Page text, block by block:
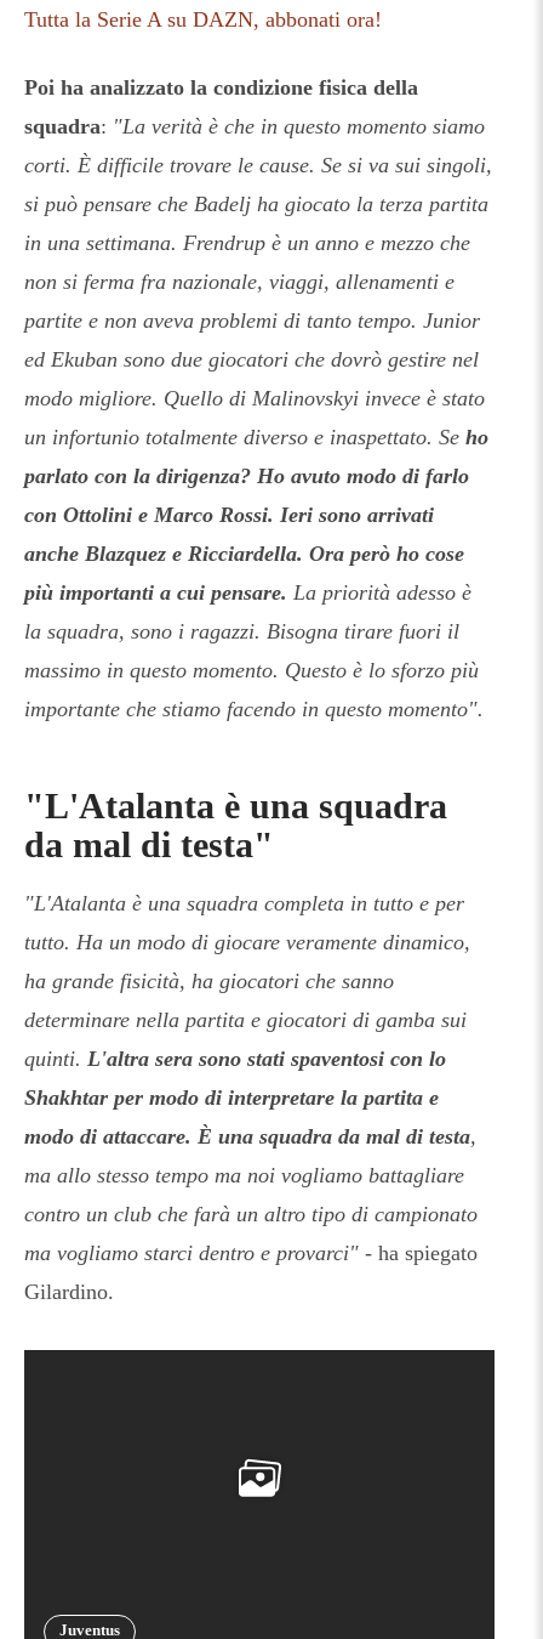
Tutta la Serie A su DAZN, abbonati ora!
Poi ha analizzato la condizione fisica della
squadra: "La verità è che in questo momento siamo
corti. È difficile trovare le cause. Se si va sui singoli,
si può pensare che Badelj ha giocato la terza partita
in una settimana. Frendrup è un anno e mezzo che
non si ferma fra nazionale, viaggi, allenamenti e
partite e non aveva problemi di tanto tempo. Junior
ed Ekuban sono due giocatori che dovrò gestire nel
modo migliore. Quello di Malinovskyi invece è stato
un infortunio totalmente diverso e inaspettato. Se ho
parlato con la dirigenza? Ho avuto modo di farlo
con Ottolini e Marco Rossi. Ieri sono arrivati
anche Blazquez e Ricciardella. Ora però ho cose
più importanti a cui pensare. La priorità adesso è
la squadra, sono i ragazzi. Bisogna tirare fuori il
massimo in questo momento. Questo è lo sforzo più
importante che stiamo facendo in questo momento".
"L'Atalanta è una squadra
da mal di testa"
"L'Atalanta è una squadra completa in tutto e per
tutto. Ha un modo di giocare veramente dinamico,
ha grande fisicità, ha giocatori che sanno
determinare nella partita e giocatori di gamba sui
quinti. L'altra sera sono stati spaventosi con lo
Shakhtar per modo di interpretare la partita e
modo di attaccare. È una squadra da mal di testa,
ma allo stesso tempo ma noi vogliamo battagliare
contro un club che farà un altro tipo di campionato
ma vogliamo starci dentro e provarci" - ha spiegato
Gilardino.
Juventus